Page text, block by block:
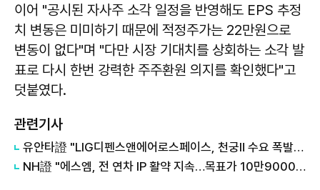
이어 "공시된 자사주 소각 일정을 반영해도 EPS 추정
치 변동은 미미하기 때문에 적정주가는 22만원으로
변동이 없다"며 "다만 시장 기대치를 상회하는 소각 발
표로 다시 한번 강력한 주주환원 의지를 확인했다"고
덧붙였다.
관련기사
유안타證 "LIG디펜스앤에어로스페이스, 천궁Ⅱ 수요 폭발…목표가 105만원 유지"
NH證 "에스엠, 전 연차 IP 활약 지속…목표가 10만9000원 유지"